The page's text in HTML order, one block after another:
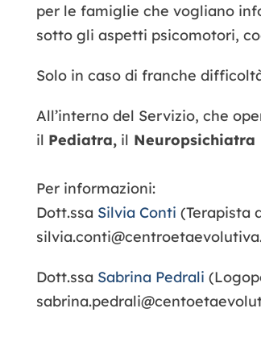
per le famiglie che vogliano
sotto gli aspetti psicomotori,
Solo in caso di franche
All’interno del Servizio, che
il Pediatra, il
Per informazioni:
Dott.ssa Silvia Conti (Terapista
Dott.ssa Sabrina Pedrali